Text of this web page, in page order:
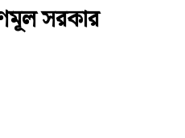
সরকার